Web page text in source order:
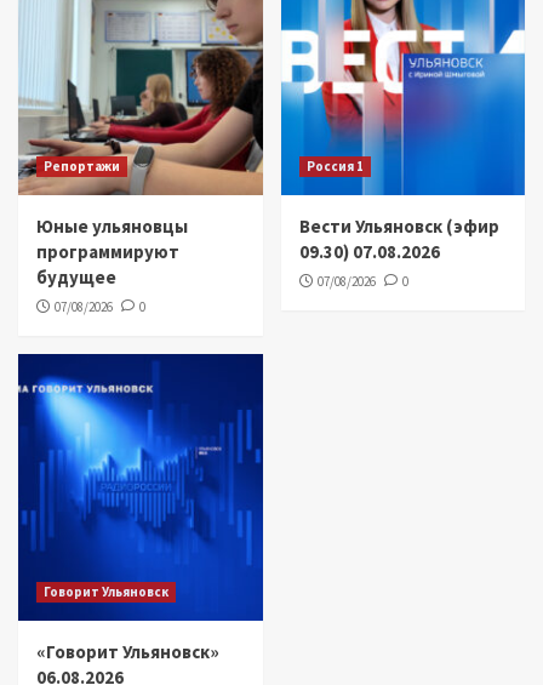
Репортажи
Юные ульяновцы
программируют
будущее
07/08/2026 0
Россия 1
Вести Ульяновск (эфир
09.30) 07.08.2026
07/08/2026 0
Говорит Ульяновск
«Говорит Ульяновск»
06.08.2026